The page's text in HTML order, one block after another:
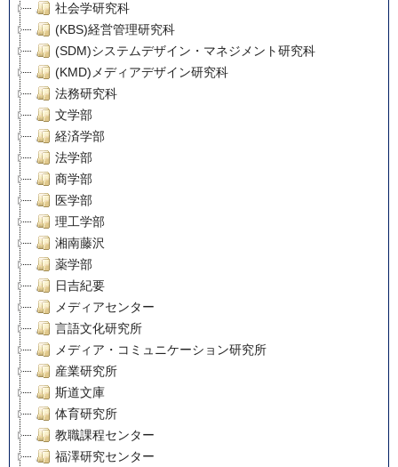
社会学研究科
(KBS)経営管理研究科
(SDM)システムデザイン・マネジメント研究科
(KMD)メディアデザイン研究科
法務研究科
文学部
経済学部
法学部
商学部
医学部
理工学部
湘南藤沢
薬学部
日吉紀要
メディアセンター
言語文化研究所
メディア・コミュニケーション研究所
産業研究所
斯道文庫
体育研究所
教職課程センター
福澤研究センター